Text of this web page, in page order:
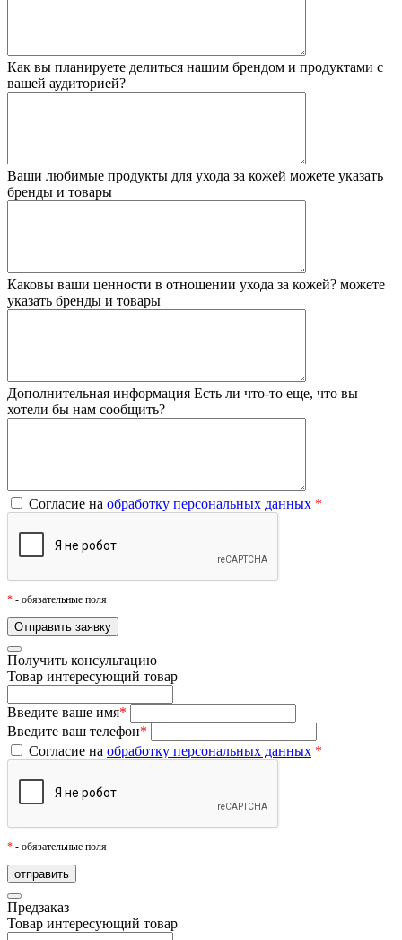
Как вы планируете делиться нашим брендом и продуктами с
вашей аудиторией?
Ваши любимые продукты для ухода за кожей можете указать
бренды и товары
Каковы ваши ценности в отношении ухода за кожей? можете
указать бренды и товары
Дополнительная информация Есть ли что-то еще, что вы
хотели бы нам сообщить?
Согласие на обработку персональных данных *
* - обязательные поля
Получить консультацию
Товар интересующий товар
Введите ваше имя*
Введите ваш телефон*
Согласие на обработку персональных данных *
* - обязательные поля
Предзаказ
Товар интересующий товар